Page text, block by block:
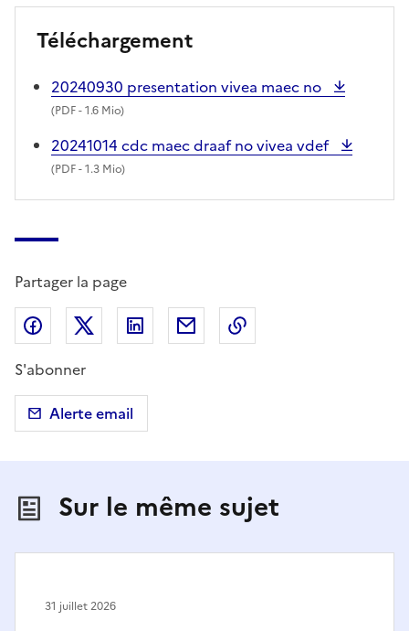
Téléchargement
20240930 presentation vivea maec no
(PDF- 1.6 Mio)
20241014 cdc maec draaf no vivea vdef
(PDF- 1.3 Mio)
Partager la page
Partager sur Facebook
Partager sur X (anciennement Twitter)
Partager sur LinkedIn
Partager par email
S'abonner
Alerte email
Sur le même sujet
31 juillet 2026